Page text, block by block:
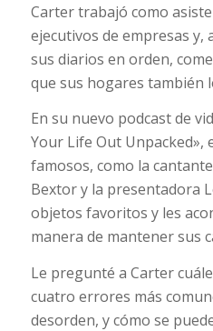
Carter trabajó como
ejecutivos de empresas y,
sus diarios en orden,
que sus hogares también
En su nuevo podcast de
Your Life Out Unpacked»,
famosos, como la
Bextor y la presentadora
objetos favoritos y les
manera de mantener sus
Le pregunté a Carter
cuatro errores más
desorden, y cómo se